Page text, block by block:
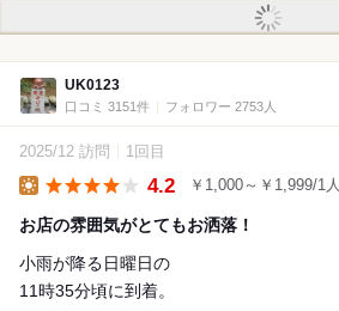
UK0123
口コミ 3151件 フォロワー 2753人
2025/12 訪問 1回目
4.2 ￥1,000～￥1,999/1人
お店の雰囲気がとてもお洒落！
小雨が降る日曜日の
11時35分頃に到着。